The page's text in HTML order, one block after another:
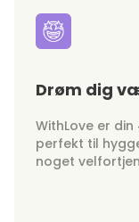
Drøm dig
WithLove er
perfekt til
noget